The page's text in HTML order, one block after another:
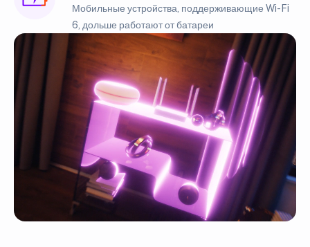
Мобильные устройства, поддерживающие Wi-Fi
6, дольше работают от батареи